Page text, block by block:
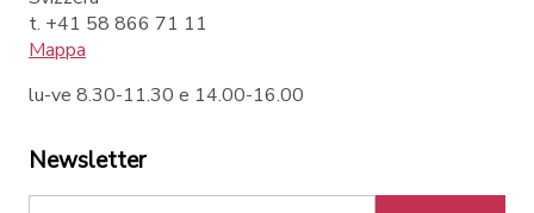
t. +41 58 866 71 11
Mappa
lu-ve 8.30-11.30 e 14.00-16.00
Newsletter